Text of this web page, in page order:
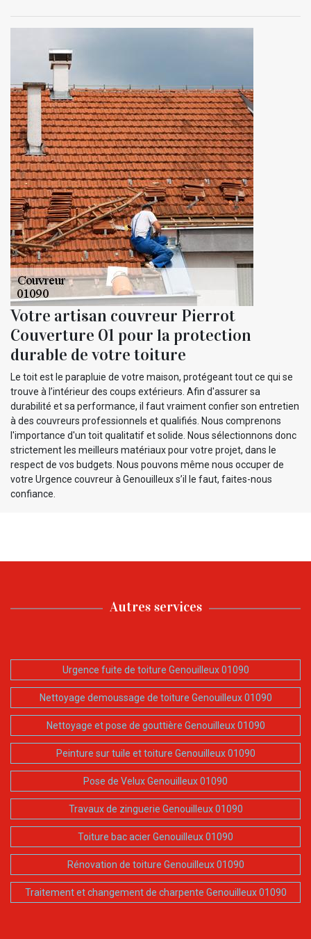
Votre artisan couvreur Pierrot
Couverture 01 pour la protection
durable de votre toiture
Le toit est le parapluie de votre maison, protégeant tout ce qui se
trouve à l’intérieur des coups extérieurs. Afin d'assurer sa
durabilité et sa performance, il faut vraiment confier son entretien
à des couvreurs professionnels et qualifiés. Nous comprenons
l'importance d'un toit qualitatif et solide. Nous sélectionnons donc
strictement les meilleurs matériaux pour votre projet, dans le
respect de vos budgets. Nous pouvons même nous occuper de
votre Urgence couvreur à Genouilleux s’il le faut, faites-nous
confiance.
Autres services
Urgence fuite de toiture Genouilleux 01090
Nettoyage demoussage de toiture Genouilleux 01090
Nettoyage et pose de gouttière Genouilleux 01090
Peinture sur tuile et toiture Genouilleux 01090
Pose de Velux Genouilleux 01090
Travaux de zinguerie Genouilleux 01090
Toiture bac acier Genouilleux 01090
Rénovation de toiture Genouilleux 01090
Traitement et changement de charpente Genouilleux 01090